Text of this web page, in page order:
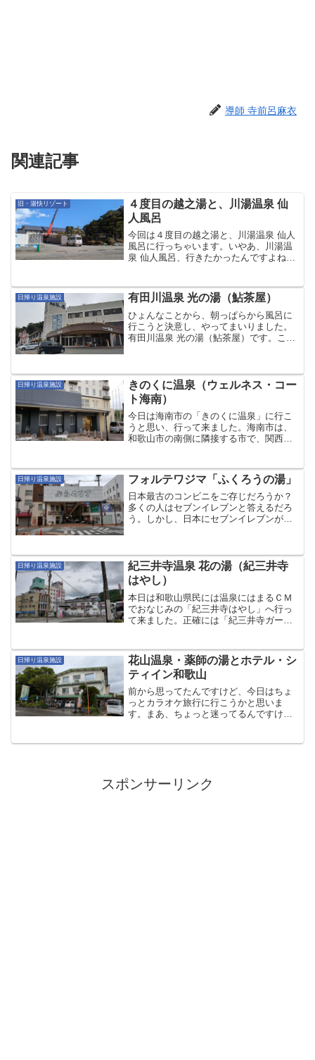
導師 寺前呂麻衣
関連記事
旧・湯快リゾート
４度目の越之湯と、川湯温泉 仙
人風呂
今回は４度目の越之湯と、川湯温泉 仙人
風呂に行っちゃいます。いやあ、川湯温
泉 仙人風呂、行きたかったんですよね。
したし、ホテル瀞流荘に行ったときは、
海パンを持ってま...
日帰り温泉施設 有田川温泉 光の湯（鮎茶屋）
ひょんなことから、朝っぱらから風呂に
行こうと決意し、やってまいりました。
有田川温泉 光の湯（鮎茶屋）です。こち
茶屋として営業しており...
日帰り温泉施設
きのくに温泉（ウェルネス・コー
ト海南）
今日は海南市の「きのくに温泉」に行こ
うと思い、行って来ました。海南市は、
和歌山市の南側に隣接する市で、関西電
会社の和歌山石油精製の製油所など工場
が多く立地している工業都...
日帰り温泉施設 フォルテワジマ「ふくろうの湯」
日本最古のコンビニをご存じだろうか？
多くの人はセブンイレブンと答えるだろ
う。しかし、日本にセブンイレブンが登
は日本に存在するのである。それがナイ
トショップ「いしづち」で...
日帰り温泉施設
紀三井寺温泉 花の湯（紀三井寺
はやし）
本日は和歌山県民には温泉にはまるＣＭ
でおなじみの「紀三井寺はやし」へ行っ
て来ました。正確には「紀三井寺ガーデ
の湯」として日帰り入浴に対応していま
す。僕なんか名前を覚えら...
日帰り温泉施設
花山温泉・薬師の湯とホテル・シ
ティイン和歌山
前から思ってたんですけど、今日はちょ
っとカラオケ旅行に行こうかと思いま
す。まあ、ちょっと迷ってるんですけ
更かし。朝もゆっくり起床で、いつもよ
スポンサーリンク